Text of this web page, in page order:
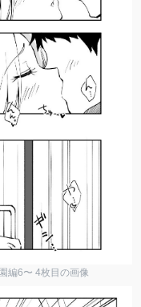
編6〜 4枚目の画像